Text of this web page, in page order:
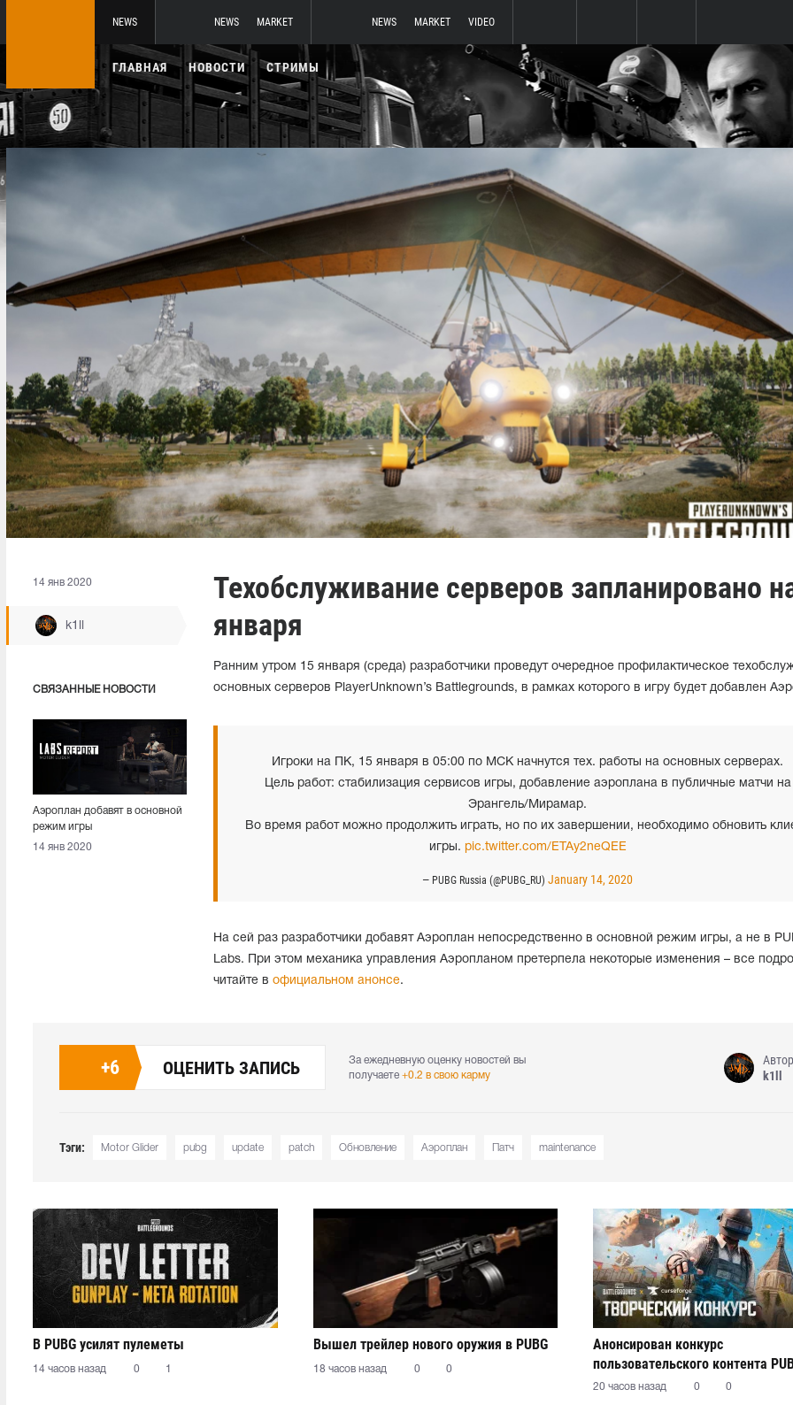
NEWS NEWS MARKET NEWS MARKET VIDEO
ГЛАВНАЯ НОВОСТИ СТРИМЫ
14 янв 2020
k1ll
СВЯЗАННЫЕ НОВОСТИ
Аэроплан добавят в основной
режим игры
14 янв 2020
Техобслуживание серверов запланировано
января
Ранним утром 15 января (среда) разработчики проведут очередное профилактическое
основных серверов PlayerUnknown’s Battlegrounds, в рамках которого в игру будет добавлен
Игроки на ПК, 15 января в 05:00 по МСК начнутся тех. работы на основных серверах.
Цель работ: стабилизация сервисов игры, добавление аэроплана в публичные матчи на
Эрангель/Мирамар.
Во время работ можно продолжить играть, но по их завершении, необходимо обновить
игры. pic.twitter.com/ETAy2neQEE
— PUBG Russia (@PUBG_RU)January 14, 2020
На сей раз разработчики добавят Аэроплан непосредственно в основной режим игры, а не в
Labs. При этом механика управления Аэропланом претерпела некоторые изменения – все
читайте в официальном анонсе.
+6 ОЦЕНИТЬ ЗАПИСЬ
За ежедневную оценку новостей вы
получаете +0.2 в свою карму
Автор
k1ll
Тэги: Motor Glider pubg update patch Обновление Аэроплан Патч maintenance
В PUBG усилят пулеметы
14 часов назад 0 1
Вышел трейлер нового оружия в PUBG
18 часов назад 0 0
Анонсирован конкурс
пользовательского контента
20 часов назад 0 0